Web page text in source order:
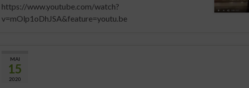
https://www.youtube.com/watch?
v=mOlp1oDhJSA&feature=youtu.be
MAI
15
2020